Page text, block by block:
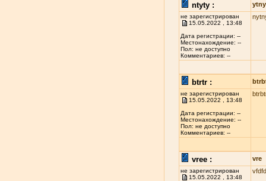
ntyty :
не зарегистрирован
15.05.2022 , 13:48
Дата регистрации: --
Местонахождение: --
Пол: не доступно
Комментариев: --
btrtr :
не зарегистрирован
15.05.2022 , 13:48
Дата регистрации: --
Местонахождение: --
Пол: не доступно
Комментариев: --
vree : vre
не зарегистрирован
15.05.2022 , 13:48